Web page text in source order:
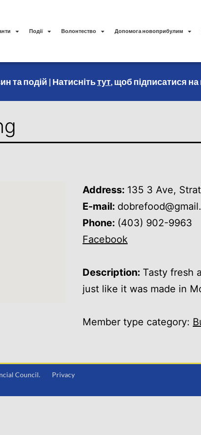
Події Волонтество Допомога новоприбулим
та подій | Натиснітьтут, щоб підписатися
Address: 135 3 Ave,
E-mail:
Phone: (403) 902-9963
Facebook
Description: Tasty fresh
just like it was made in
Member type category:
Council. Privacy